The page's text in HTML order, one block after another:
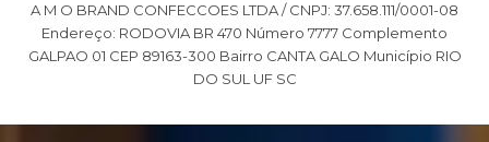
A M O BRAND CONFECCOES LTDA / CNPJ: 37.658.111/0001-08
Endereço: RODOVIA BR 470 Número 7777 Complemento
GALPAO 01 CEP 89163-300 Bairro CANTA GALO Município RIO
DO SUL UF SC